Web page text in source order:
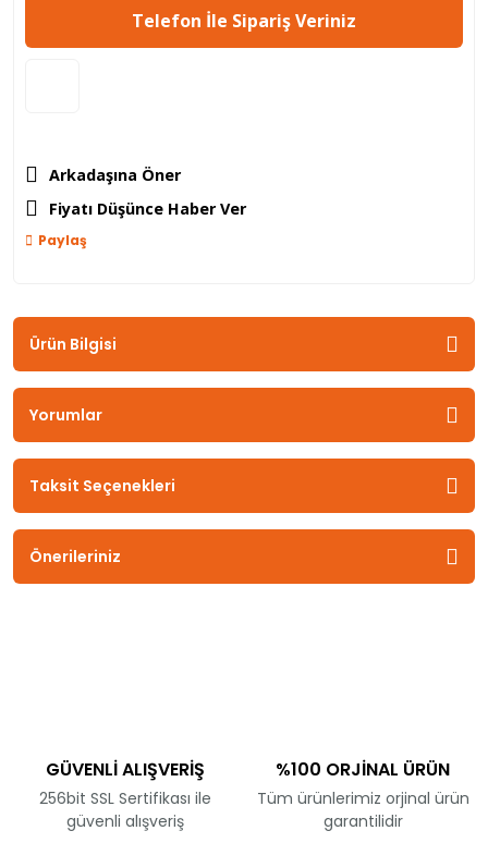
Telefon İle Sipariş Veriniz
Arkadaşına Öner
Fiyatı Düşünce Haber Ver
Paylaş
Ürün Bilgisi
Yorumlar
Taksit Seçenekleri
Önerileriniz
GÜVENLİ ALIŞVERİŞ
256bit SSL Sertifikası ile
güvenli alışveriş
%100 ORJİNAL ÜRÜN
Tüm ürünlerimiz orjinal ürün
garantilidir